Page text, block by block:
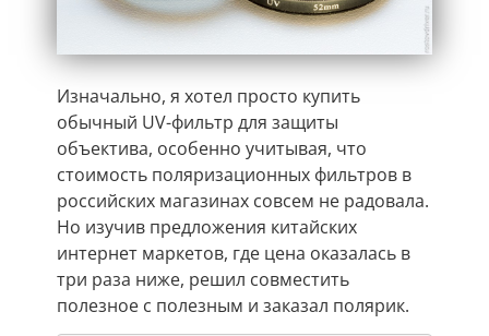
Изначально, я хотел просто купить
обычный UV-фильтр для защиты
объектива, особенно учитывая, что
стоимость поляризационных фильтров в
российских магазинах совсем не радовала.
Но изучив предложения китайских
интернет маркетов, где цена оказалась в
три раза ниже, решил совместить
полезное с полезным и заказал полярик.